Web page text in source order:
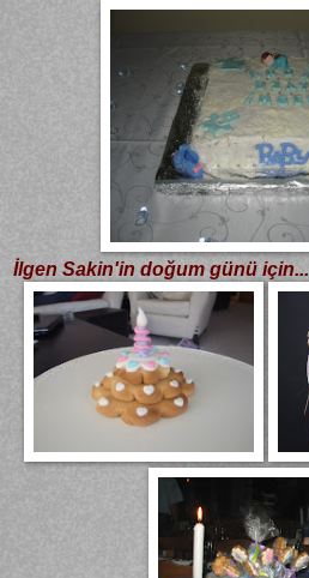
İlgen Sakin'in doğum günü için...